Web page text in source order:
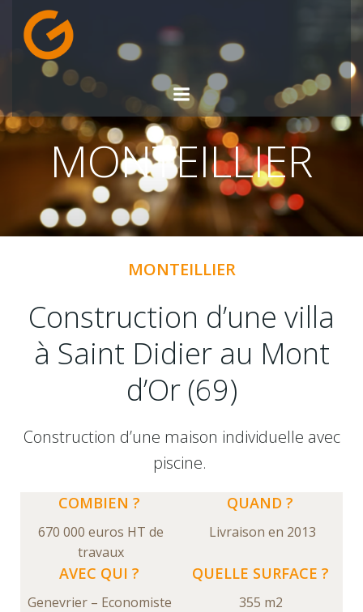
contenu
MONTEILLIER
MONTEILLIER
Construction d’une villa
à Saint Didier au Mont
d’Or (69)
Construction d’une maison individuelle avec
piscine.
COMBIEN ?
670 000 euros HT de
travaux
QUAND ?
Livraison en 2013
AVEC QUI ?
Genevrier – Economiste
QUELLE SURFACE ?
355 m2